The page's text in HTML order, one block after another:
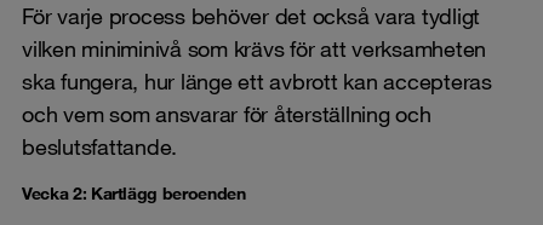
För varje process behöver det också vara tydligt
vilken miniminivå som krävs för att verksamheten
ska fungera, hur länge ett avbrott kan accepteras
och vem som ansvarar för återställning och
beslutsfattande.
Vecka 2: Kartlägg beroenden